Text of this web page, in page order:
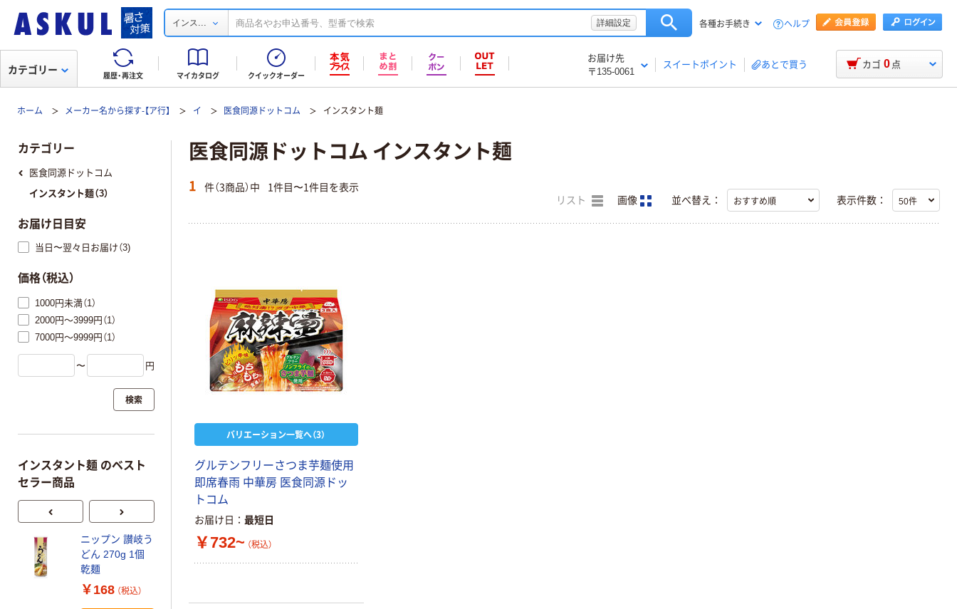
インス... 詳細設定 各種お手続き ヘルプ
履歴・再注文 マイカタログ クイックオーダー
お届け先
〒135-0061
スイートポイント あとで買う
カテゴリー カゴ 0 点
ホーム メーカー名から探す-【ア行】 イ 医食同源ドットコム インスタント麺
医食同源ドットコム インスタント麺
1 件（3商品）中 1件目〜1件目を表示
リスト 画像 並べ替え： 表示件数：
バリエーション一覧へ（3）
グルテンフリーさつま芋麺使用
即席春雨 中華房 医食同源ドッ
トコム
お届け日 最短日
￥732~ （税込）
カテゴリー
医食同源ドットコム
インスタント麺（3）
お届け日目安
当日〜翌々日お届け（3)
価格（税込）
1000円未満（1）
2000円～3999円（1）
7000円～9999円（1）
〜 円
検索
インスタント麺 のベスト
セラー商品
ニップン 讃岐う
どん 270g 1個
乾麺
￥168 （税込）
石丸製麺 国産